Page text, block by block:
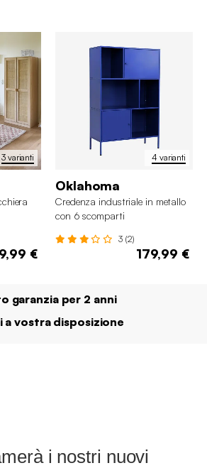
3 varianti
€
4 varianti
Oklahoma
Credenza industriale in metallo
con 6 scomparti
3 (2)
179,99 €
garanzia per 2 anni
a vostra disposizione
i nostri nuovi